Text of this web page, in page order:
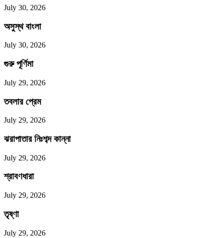
July 30, 2026
অসুস্থ বাংলা
July 30, 2026
গুরু পূর্ণিমা
July 29, 2026
তবলার প্রেম
July 29, 2026
ঝরাপাতার নিঃশব্দ কান্না
July 29, 2026
শ্রাবণধারা
July 29, 2026
তৃষ্ণা
July 29, 2026